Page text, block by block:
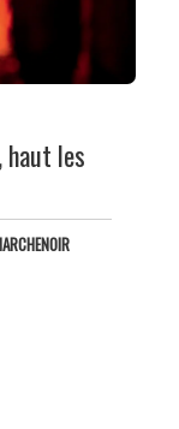
haut les